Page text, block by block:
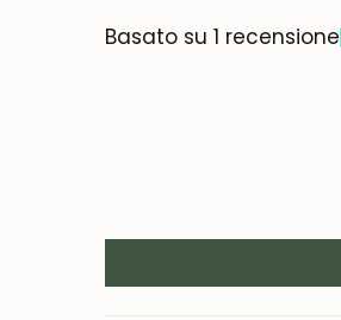
Basato su 1 recensione